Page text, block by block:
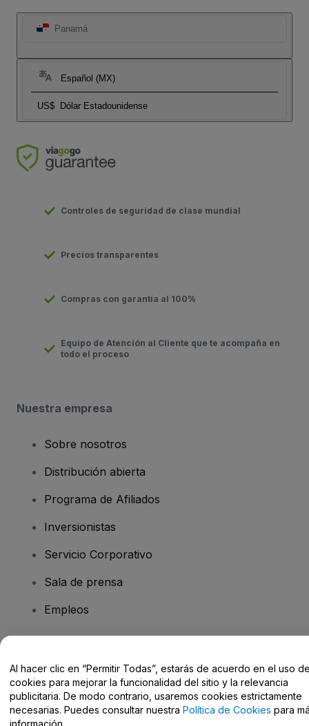
Panamá
Español (MX)
US$ Dólar Estadounidense
Controles de seguridad de clase mundial
Precios transparentes
Compras con garantía al 100%
Equipo de Atención al Cliente que te acompaña en
todo el proceso
Nuestra empresa
Sobre nosotros
Distribución abierta
Programa de Afiliados
Inversionistas
Servicio Corporativo
Sala de prensa
Empleos
Centro de Ayuda / Contacto
Al hacer clic en “Permitir Todas”, estarás de acuerdo en el uso
cookies para mejorar la funcionalidad del sitio y la relevancia
publicitaria. De modo contrario, usaremos cookies estrictamente
necesarias. Puedes consultar nuestra Política de Cookies para
información.